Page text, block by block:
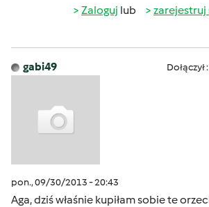
Zaloguj lub zarejestruj
gabi49
pon., 09/30/2013 - 20:43
Aga, dziś właśnie kupiłam sobie te